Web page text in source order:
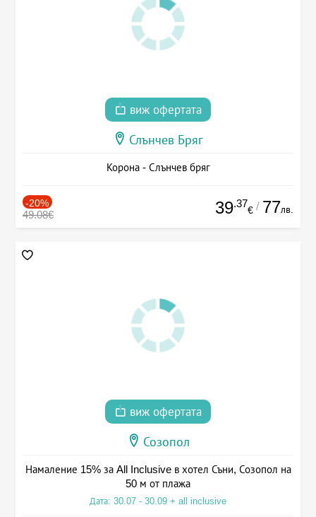
виж офертата
Слънчев Бряг
Корона - Слънчев бряг
-20%
49.08€ 39.37
€ / 77лв.
виж офертата
Созопол
Намаление 15% за All Inclusive в хотел Съни, Созопол на
50 м от плажа
Дата: 30.07 - 30.09 + all inclusive